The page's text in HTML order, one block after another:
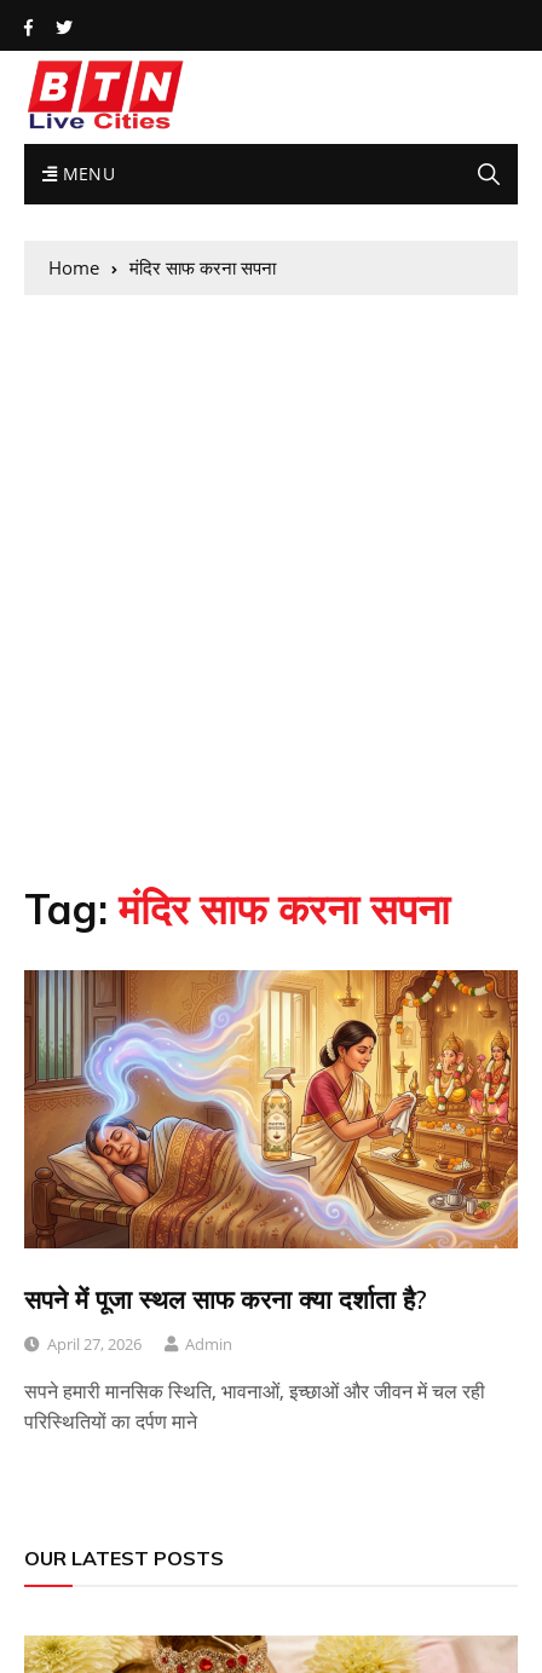
MENU
Home मंदिर साफ करना सपना
Tag:मंदिर साफ करना सपना
सपने में पूजा स्थल साफ करना क्या दर्शाता है?
April 27, 2026 Admin
सपने हमारी मानसिक स्थिति, भावनाओं, इच्छाओं और जीवन में चल रही
परिस्थितियों का दर्पण माने
OUR LATEST POSTS